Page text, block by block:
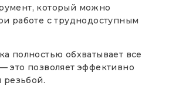
который можно
работе с труднодоступным
полностью обхватывает все
это позволяет эффективно
резьбой.